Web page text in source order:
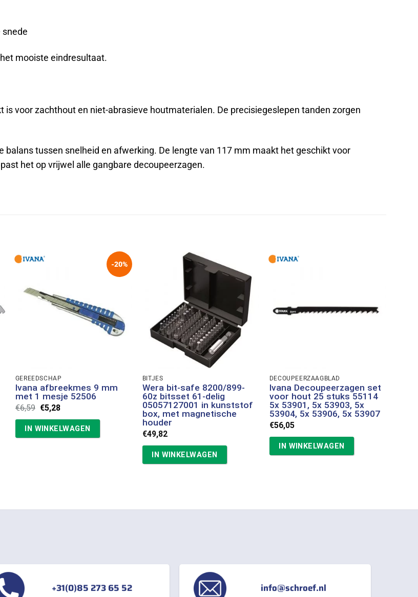
snede
mooiste eindresultaat.
is voor zachthout en niet-abrasieve houtmaterialen. De precisiegeslepen tanden zorgen
tussen snelheid en afwerking. De lengte van 117 mm maakt het geschikt voor
het op vrijwel alle gangbare decoupeerzagen.
-20%
GEREEDSCHAP
Ivana afbreekmes 9 mm
met 1 mesje 52506
€6,59 Oorspronkelijke
prijs
was:
€6,59.
€5,28Huidige
is:
€5,28.
IN WINKELWAGEN
BITJES
Wera bit-safe 8200/899-
60z bitsset 61-delig
05057127001 in kunststof
box, met magnetische
houder
€49,82
IN WINKELWAGEN
DECOUPEERZAAGBLAD
Ivana Decoupeerzagen set
voor hout 25 stuks 55114
5x 53901, 5x 53903, 5x
53904, 5x 53906, 5x 53907
€56,05
IN WINKELWAGEN
+31(0)85 273 65 52 info@schroef.nl